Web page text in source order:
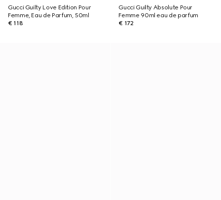
Gucci Guilty Love Edition Pour
Femme, Eau de Parfum, 50ml
€ 118
Gucci Guilty Absolute Pour
Femme 90ml eau de parfum
€ 172